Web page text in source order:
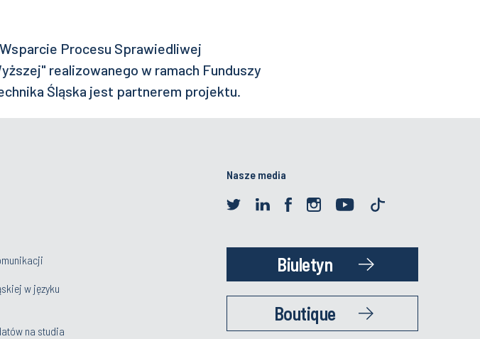
Procesu Sprawiedliwej
realizowanego w ramach Funduszy
Śląska jest partnerem projektu.
w języku
na studia
Nasze media
Biuletyn
Boutique